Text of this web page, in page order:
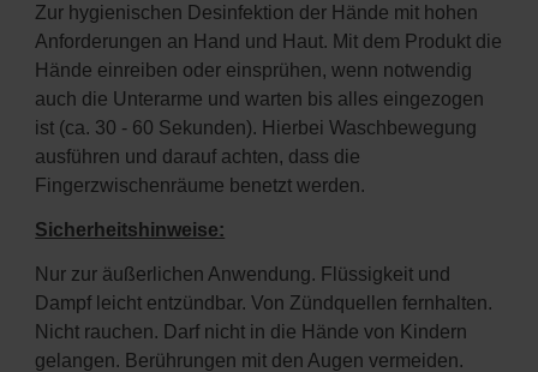
Zur hygienischen Desinfektion der Hände mit hohen
Anforderungen an Hand und Haut. Mit dem Produkt die
Hände einreiben oder einsprühen, wenn notwendig
auch die Unterarme und warten bis alles eingezogen
ist (ca. 30 - 60 Sekunden). Hierbei Waschbewegung
ausführen und darauf achten, dass die
Fingerzwischenräume benetzt werden.
Sicherheitshinweise:
Nur zur äußerlichen Anwendung. Flüssigkeit und
Dampf leicht entzündbar. Von Zündquellen fernhalten.
Nicht rauchen. Darf nicht in die Hände von Kindern
gelangen. Berührungen mit den Augen vermeiden.